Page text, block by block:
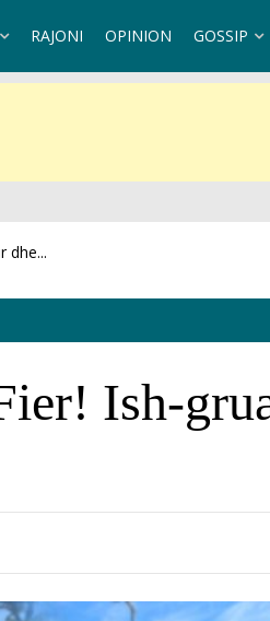
RAJONI OPINION GOSSIP
se...
Ish-